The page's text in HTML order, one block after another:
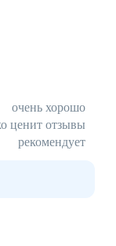
очень хорошо
ценит отзывы
рекомендует